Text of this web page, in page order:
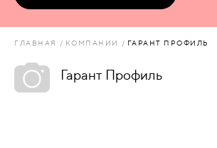
АКСЕССУАРЫ
ГЛАВНАЯ КОМПАНИИ ГАРАНТ ПРОФИЛЬ
Гарант Профиль